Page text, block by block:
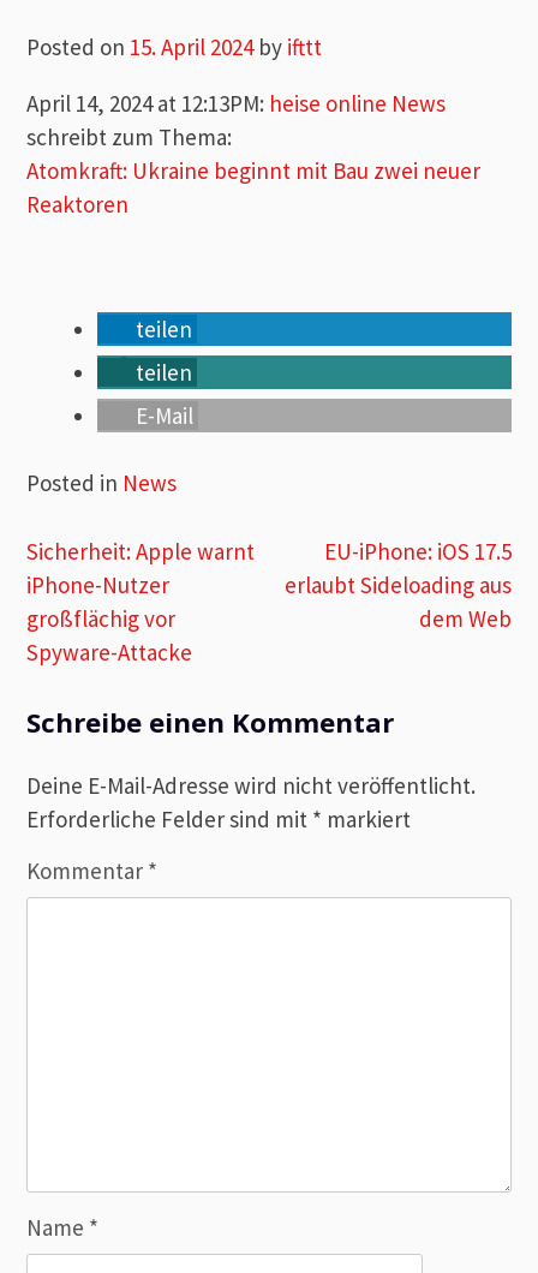
Posted on 15. April 2024by ifttt
April 14, 2024 at 12:13PM: heise online News
schreibt zum Thema:
Atomkraft: Ukraine beginnt mit Bau zwei neuer
Reaktoren
teilen
teilen
E-Mail
Posted in News
Beitragsnavigation
Sicherheit: Apple warnt
iPhone-Nutzer
großflächig vor
Spyware-Attacke
EU-iPhone: iOS 17.5
erlaubt Sideloading aus
dem Web
Schreibe einen Kommentar
Deine E-Mail-Adresse wird nicht veröffentlicht.
Erforderliche Felder sind mit * markiert
Kommentar *
Name *